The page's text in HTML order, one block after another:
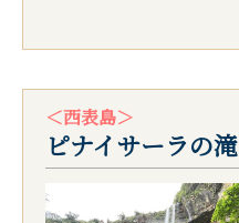
＜西表島＞
ピナイサーラの